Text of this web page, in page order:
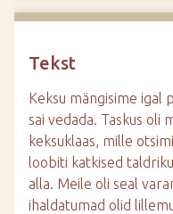
Tekst
Keksu mängisime igal
sai vedada. Taskus oli
keksuklaas, mille
loobiti katkised
alla. Meile oli seal
ihaldatumad olid